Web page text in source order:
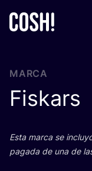
MARCA
Fiskars
Esta mar­ca se
paga­da de una de